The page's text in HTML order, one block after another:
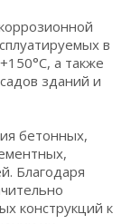
в
а также
зданий и
бетонных,
Благодаря
конструкций к